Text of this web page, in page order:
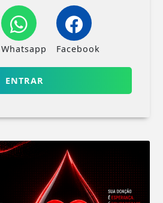
Whatsapp Facebook
ENTRAR